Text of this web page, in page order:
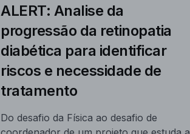
ALERT: Analise da
progressão da retinopatia
diabética para identificar
riscos e necessidade de
tratamento
Do desafio da Física ao desafio de